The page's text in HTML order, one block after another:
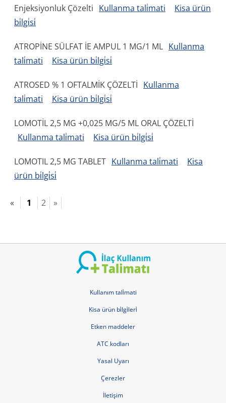
Enjeksiyonluk Çözelti Kullanma tali̇mati
Kisa ürün
bi̇lgi̇si̇
ATROPİNE SÜLFAT İE AMPUL 1 MG/1 ML Kullanma
tali̇mati
Kisa ürün bi̇lgi̇si̇
ATROSED % 1 OFTALMİK ÇÖZELTİ Kullanma
tali̇mati
Kisa ürün bi̇lgi̇si̇
LOMOTİL 2,5 MG +0,025 MG/5 ML ORAL ÇÖZELTİ
Kullanma tali̇mati
Kisa ürün bi̇lgi̇si̇
LOMOTIL 2,5 MG TABLET Kullanma tali̇mati
Kisa
ürün bi̇lgi̇si̇
« 1 2 »
Kullanım tali̇mati
Kisa ürün bi̇lgi̇leri̇
Etken maddeler
ATC kodları
Yasal Uyarı
Çerezler
İletişim